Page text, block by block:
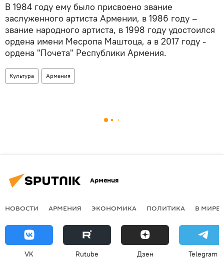
В 1984 году ему было присвоено звание
заслуженного артиста Армении, в 1986 году –
звание народного артиста, в 1998 году удостоился
ордена имени Месропа Маштоца, а в 2017 году -
ордена "Почета" Республики Армения.
Культура Армения
Армения
НОВОСТИ АРМЕНИЯ ЭКОНОМИКА ПОЛИТИКА В МИРЕ
VK Rutube Дзен Telegram